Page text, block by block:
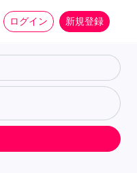
ログイン 新規登録